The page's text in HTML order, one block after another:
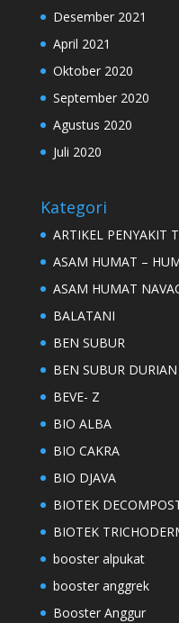
Desember 2021
April 2021
Oktober 2020
September 2020
Agustus 2020
Juli 2020
Kategori
ARTIKEL PENYAKIT
ASAM HUMAT –
ASAM HUMAT
BALATANI
BEN SUBUR
BEN SUBUR DURIAN
BEVE- Z
BIO ALBA
BIO CAKRA
BIO DJAVA
BIOTEK
BIOTEK
booster alpukat
booster anggrek
Booster Anggur